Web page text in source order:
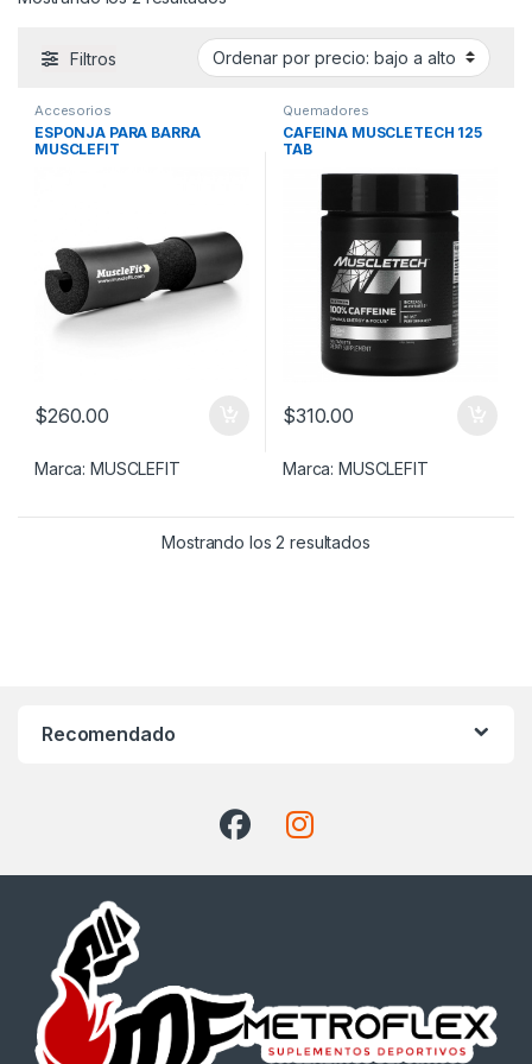
Filtros
Accesorios
ESPONJA PARA BARRA
MUSCLEFIT
$260.00
Marca:MUSCLEFIT
Quemadores
CAFEINA MUSCLETECH 125
TAB
$310.00
Marca:MUSCLEFIT
Mostrando los 2 resultadosOrdenado por
Recomendado